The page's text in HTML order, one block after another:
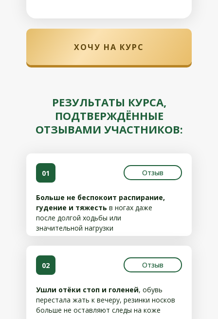
ХОЧУ НА КУРС
РЕЗУЛЬТАТЫ КУРСА,
ПОДТВЕРЖДЁННЫЕ
ОТЗЫВАМИ УЧАСТНИКОВ:
Больше не беспокоит распирание,
гудение и тяжесть в ногах даже
после долгой ходьбы или
значительной нагрузки
01
Ушли отёки стоп и голеней, обувь
перестала жать к вечеру, резинки носков
больше не оставляют следы на коже
02
Отзыв
Отзыв